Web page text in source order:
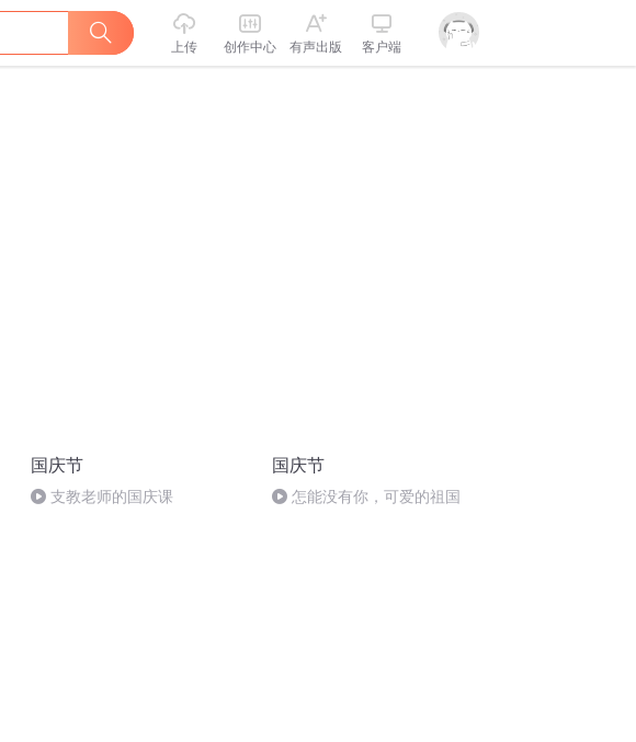
上传 创作中心 有声出版 客户端
国庆节
支教老师的国庆课
国庆节
怎能没有你，可爱的祖国